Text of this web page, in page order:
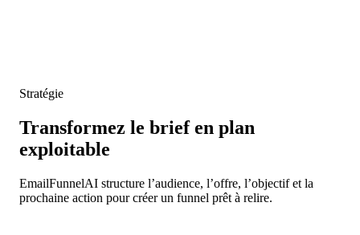
Stratégie
Transformez le brief en plan
exploitable
EmailFunnelAI structure l’audience, l’offre, l’objectif et la
prochaine action pour créer un funnel prêt à relire.